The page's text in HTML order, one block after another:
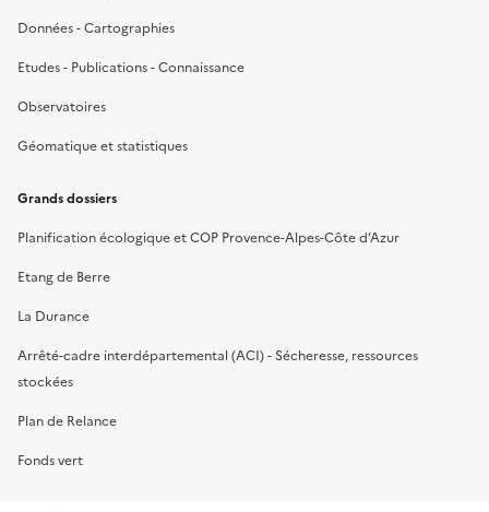
Données - Cartographies
Etudes - Publications - Connaissance
Observatoires
Géomatique et statistiques
Grands dossiers
Planification écologique et COP Provence-Alpes-Côte d’Azur
Etang de Berre
La Durance
Arrêté-cadre interdépartemental (ACI) - Sécheresse, ressources
stockées
Plan de Relance
Fonds vert